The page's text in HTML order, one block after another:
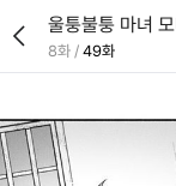
울퉁불퉁 마녀
8화 / 49화